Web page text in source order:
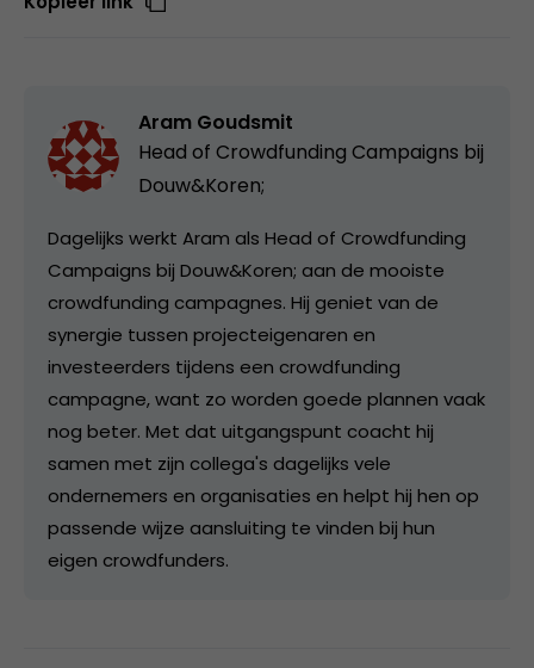
Aram Goudsmit
Head of Crowdfunding Campaigns bij
Douw&Koren;
Dagelijks werkt Aram als Head of Crowdfunding
Campaigns bij Douw&Koren; aan de mooiste
crowdfunding campagnes. Hij geniet van de
synergie tussen projecteigenaren en
investeerders tijdens een crowdfunding
campagne, want zo worden goede plannen vaak
nog beter. Met dat uitgangspunt coacht hij
samen met zijn collega's dagelijks vele
ondernemers en organisaties en helpt hij hen op
passende wijze aansluiting te vinden bij hun
eigen crowdfunders.